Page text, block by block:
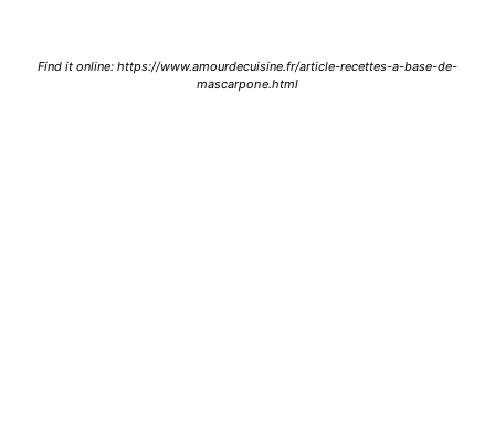
Find it online: https://www.amourdecuisine.fr/article-recettes-a-base-de-
mascarpone.html